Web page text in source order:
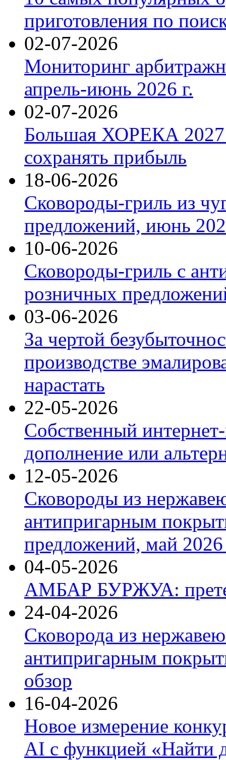
приготовления по
02-07-2026
Мониторинг
апрель-июнь 2026 г.
02-07-2026
Большая ХОРЕКА 2027:
сохранять прибыль
18-06-2026
Сковороды-гриль из
предложений, июнь
10-06-2026
Сковороды-гриль с
розничных
03-06-2026
За чертой
производстве
нарастать
22-05-2026
Собственный
дополнение или
12-05-2026
Сковороды из
антипригарным
предложений, май 2026
04-05-2026
АМБАР БУРЖУА:
24-04-2026
Сковорода из
антипригарным
обзор
16-04-2026
Новое измерение
AI с функцией «Найти